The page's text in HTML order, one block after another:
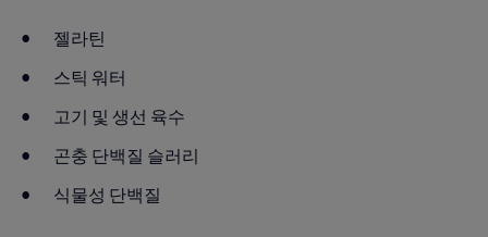
젤라틴
스틱 워터
고기 및 생선 육수
곤충 단백질 슬러리
식물성 단백질